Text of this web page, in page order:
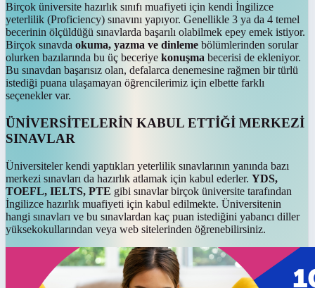
Birçok üniversite hazırlık sınıfı muafiyeti için kendi İngilizce
yeterlilik (Proficiency) sınavını yapıyor. Genellikle 3 ya da 4 temel
becerinin ölçüldüğü sınavlarda başarılı olabilmek epey emek istiyor.
Birçok sınavda okuma, yazma ve dinleme bölümlerinden sorular
olurken bazılarında bu üç beceriye konuşma becerisi de ekleniyor.
Bu sınavdan başarısız olan, defalarca denemesine rağmen bir türlü
istediği puana ulaşamayan öğrencilerimiz için elbette farklı
seçenekler var.
ÜNİVERSİTELERİN KABUL ETTİĞİ MERKEZİ
SINAVLAR
Üniversiteler kendi yaptıkları yeterlilik sınavlarının yanında bazı
merkezi sınavları da hazırlık atlamak için kabul ederler. YDS,
TOEFL, IELTS, PTE gibi sınavlar birçok üniversite tarafından
İngilizce hazırlık muafiyeti için kabul edilmekte. Üniversitenin
hangi sınavları ve bu sınavlardan kaç puan istediğini yabancı diller
yüksekokullarından veya web sitelerinden öğrenebilirsiniz.